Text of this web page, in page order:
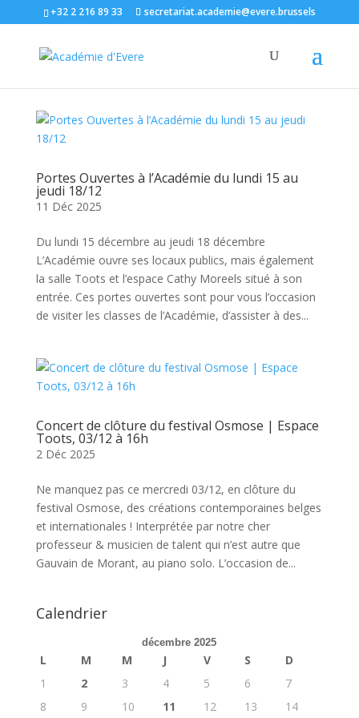
+32 2 216 89 33 secretariat.academie@evere.brussels
Portes Ouvertes à l’Académie du lundi 15 au
jeudi 18/12
11 Déc 2025
Du lundi 15 décembre au jeudi 18 décembre
L’Académie ouvre ses locaux publics, mais également
la salle Toots et l’espace Cathy Moreels situé à son
entrée. Ces portes ouvertes sont pour vous l’occasion
de visiter les classes de l’Académie, d’assister à des...
Concert de clôture du festival Osmose | Espace
Toots, 03/12 à 16h
2 Déc 2025
Ne manquez pas ce mercredi 03/12, en clôture du
festival Osmose, des créations contemporaines belges
et internationales ! Interprétée par notre cher
professeur & musicien de talent qui n’est autre que
Gauvain de Morant, au piano solo. L’occasion de...
Calendrier
décembre 2025
L M M J V S
D
1
2 3 4 5 6
7
8
9 10 11 12 13 14